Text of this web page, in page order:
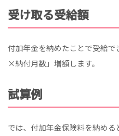
受け取る受給額
付加年金を納めたことで受給
×納付月数」増額します。
試算例
では、付加年金保険料を納め